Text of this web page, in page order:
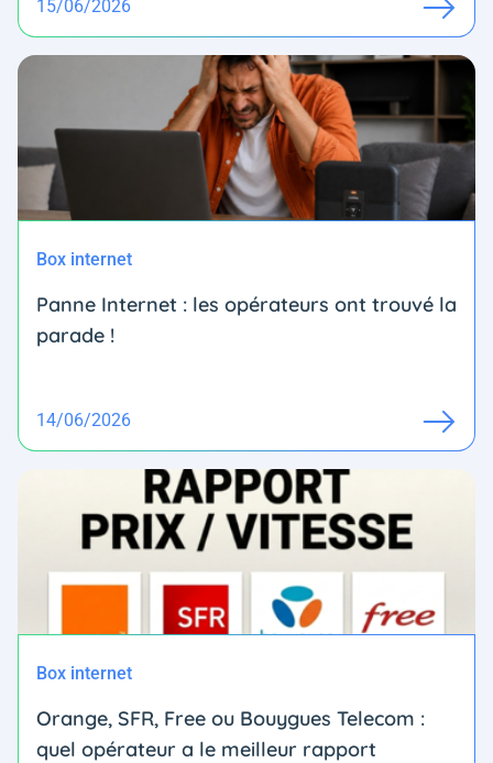
15/06/2026
Box internet
Panne Internet : les opérateurs ont trouvé la
parade !
14/06/2026
Box internet
Orange, SFR, Free ou Bouygues Telecom :
quel opérateur a le meilleur rapport